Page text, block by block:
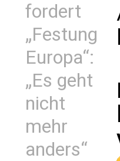
fordert
„Festung
Europa“:
„Es geht
nicht
mehr
anders“